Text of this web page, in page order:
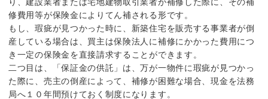
修費用等が保険金によりてん補される形です。
もし、瑕疵が見つかった時に、新築住宅を販売する事業者が倒
産している場合は、買主は保険法人に補修にかかった費用につ
き一定の保険金を直接請求することができます。
二つ目は、「保証金の供託」は、万が一物件に瑕疵が見つかっ
た際に、売主の倒産によって、補修が困難な場合、現金を法務
局へ１０年間預けておく制度になります。